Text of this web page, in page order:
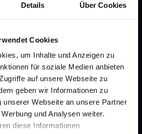
Details Über Cookies
Cookies
um Inhalte und Anzeigen zu
für soziale Medien anbieten
auf unsere Webseite zu
geben wir Informationen zu
unserer Webseite an unsere Partner
und Analysen weiter.
diese Informationen